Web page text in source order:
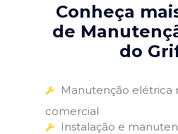
Conheça
de
do
Manutenção elétrica
comercial
Instalação e